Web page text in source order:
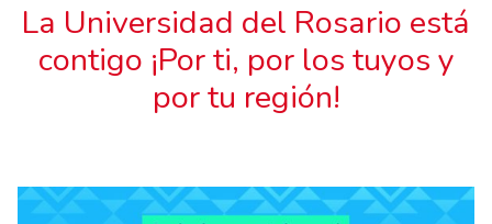
La Universidad del Rosario está
contigo ¡Por ti, por los tuyos y
por tu región!